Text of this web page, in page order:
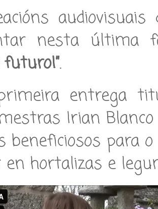
nesta última
.
entrega
Irian
beneficiosos para
hortalizas e